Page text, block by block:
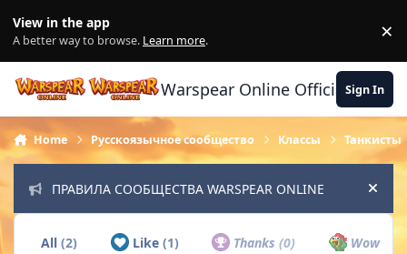
View in the app
A better way to browse. Learn more. ×
Warspear Online Official Forum
Sign In
Home Русскоязычное сообщество Классы Танкисты
ПРАВИЛА СООБЩЕСТВА WARSPEAR ONLINE Hide
All(2) Like (1) Thanks(0) Wow